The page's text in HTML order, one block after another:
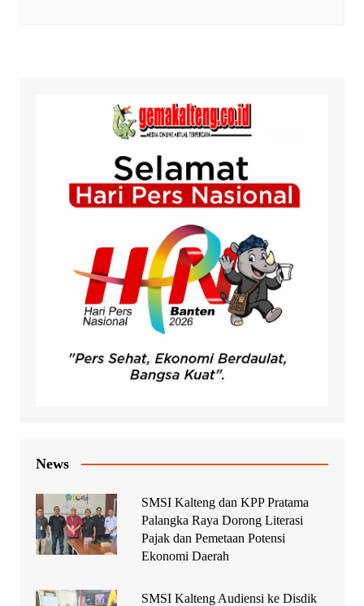
News
SMSI Kalteng dan KPP Pratama
Palangka Raya Dorong Literasi
Pajak dan Pemetaan Potensi
Ekonomi Daerah
SMSI Kalteng Audiensi ke Disdik